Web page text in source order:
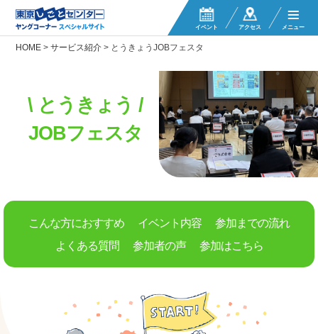
イベント アクセス メニュー
HOME >サービス紹介 > とうきょうJOBフェスタ
\とうきょう /
JOBフェスタ
こんな方におすすめ イベント内容
参加までの流れ
よくある質問
参加者の声 参加はこちら